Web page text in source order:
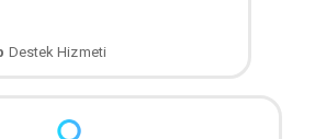
Destek Hizmeti